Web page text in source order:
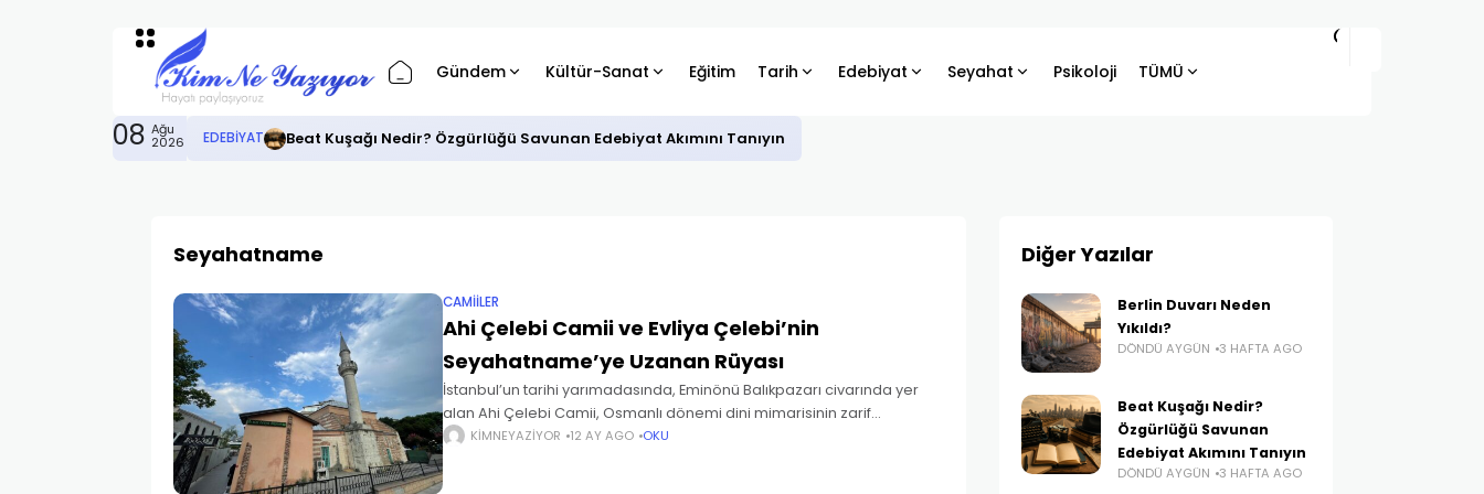
Gündem Kültür-Sanat Eğitim Tarih Edebiyat Seyahat Psikoloji TÜMÜ
08 Ağu
2026 EDEBIYAT Beat Kuşağı Nedir? Özgürlüğü Savunan Edebiyat Akımını Tanıyın
Seyahatname
CAMIILER
Ahi Çelebi Camii ve Evliya Çelebi’nin
Seyahatname’ye Uzanan Rüyası
İstanbul’un tarihi yarımadasında, Eminönü Balıkpazarı civarında yer
alan Ahi Çelebi Camii, Osmanlı dönemi dini mimarisinin zarif
örneklerinden biridir. Hem tarihî hem de kültürel açıdan önemli bir
KIMNEYAZIYOR 12 AY AGO OKU
Diğer Yazılar
Berlin Duvarı Neden
Yıkıldı?
DÖNDÜ AYGÜN 3 HAFTA AGO
Beat Kuşağı Nedir?
Özgürlüğü Savunan
Edebiyat Akımını Tanıyın
DÖNDÜ AYGÜN 3 HAFTA AGO